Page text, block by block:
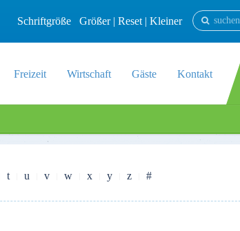
Schriftgröße Größer| Reset | Kleiner
Freizeit Wirtschaft Gäste Kontakt
t u v w x y z #